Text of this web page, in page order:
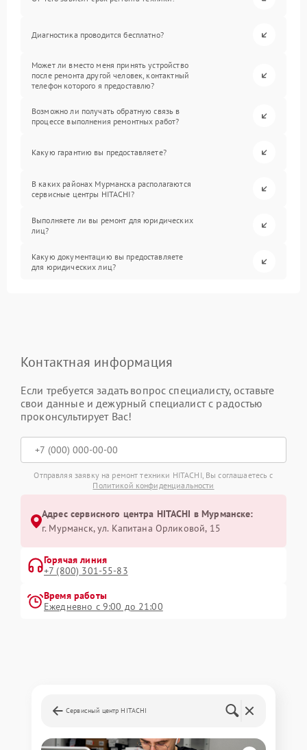
Диагностика проводится бесплатно?
Может ли вместо меня принять устройство
после ремонта другой человек, контактный
телефон которого я предоставлю?
Возможно ли получать обратную связь в
процессе выполнения ремонтных работ?
Какую гарантию вы предоставляете?
В каких районах Мурманска располагаются
сервисные центры HITACHI?
Выполняете ли вы ремонт для юридических
лиц?
Какую документацию вы предоставляете
для юридических лиц?
Контактная информация
Если требуется задать вопрос специалисту, оставьте
свои данные и дежурный специалист с радостью
проконсультирует Вас!
Отправляя заявку на ремонт техники HITACHI, Вы соглашаетесь с
Политикой конфиденциальности
Адрес сервисного центра HITACHI в Мурманске:
г. Мурманск, ул. Капитана Орликовой, 15
Горячая линия
+7 (800) 301-55-83
Время работы
Ежедневно с 9:00 до 21:00
Сервисный центр HITACHI